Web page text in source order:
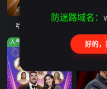
哈利的绝配情人
人气:123 人气:966
防迷路域名：
好的，